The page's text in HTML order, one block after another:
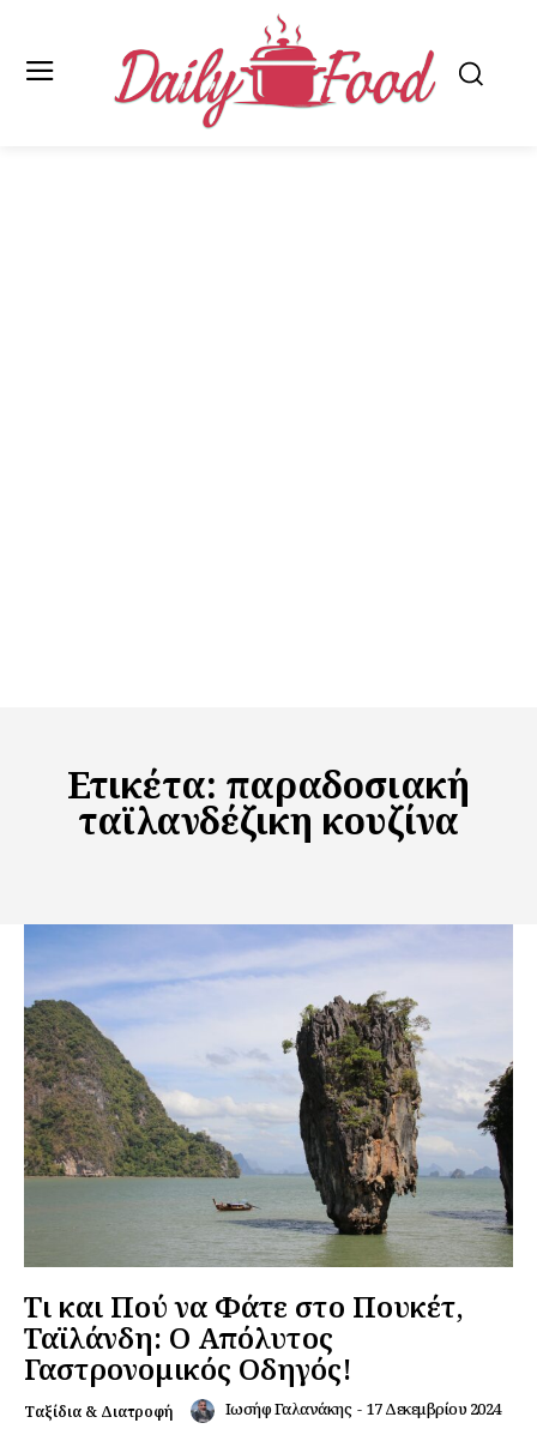
Ετικέτα: παραδοσιακή
ταϊλανδέζικη κουζίνα
Τι και Πού να Φάτε στο Πουκέτ,
Ταϊλάνδη: Ο Απόλυτος
Γαστρονομικός Οδηγός!
Ταξίδια & Διατροφή Ιωσήφ Γαλανάκης - 17 Δεκεμβρίου 2024